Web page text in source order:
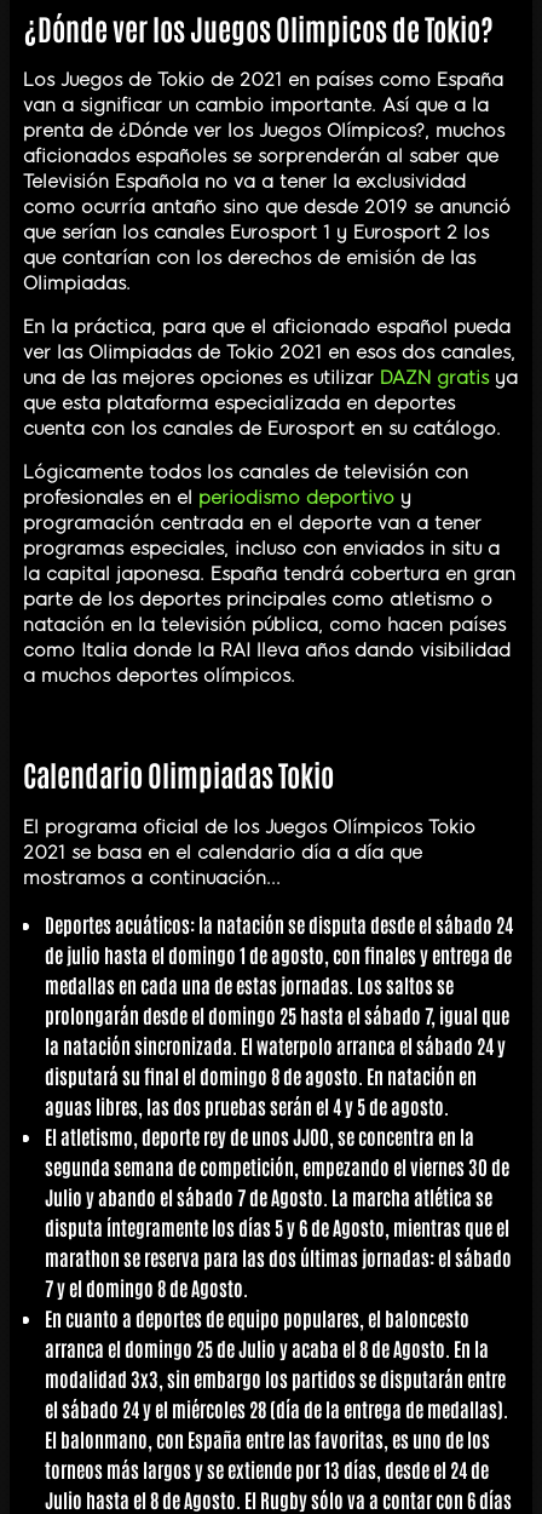
¿Dónde ver los Juegos Olimpicos de Tokio?
Los Juegos de Tokio de 2021 en países como España
van a significar un cambio importante. Así que a la
prenta de ¿Dónde ver los Juegos Olímpicos?, muchos
aficionados españoles se sorprenderán al saber que
Televisión Española no va a tener la exclusividad
como ocurría antaño sino que desde 2019 se anunció
que serían los canales Eurosport 1 y Eurosport 2 los
que contarían con los derechos de emisión de las
Olimpiadas.
En la práctica, para que el aficionado español pueda
ver las Olimpiadas de Tokio 2021 en esos dos canales,
una de las mejores opciones es utilizar DAZN gratisya
que esta plataforma especializada en deportes
cuenta con los canales de Eurosport en su catálogo.
Lógicamente todos los canales de televisión con
profesionales en el periodismo deportivo y
programación centrada en el deporte van a tener
programas especiales, incluso con enviados in situ a
la capital japonesa. España tendrá cobertura en gran
parte de los deportes principales como atletismo o
natación en la televisión pública, como hacen países
como Italia donde la RAI lleva años dando visibilidad
a muchos deportes olímpicos.
Calendario Olimpiadas Tokio
El programa oficial de los Juegos Olímpicos Tokio
2021 se basa en el calendario día a día que
mostramos a continuación...
Deportes acuáticos: la natación se disputa desde el sábado 24
de julio hasta el domingo 1 de agosto, con finales y entrega de
medallas en cada una de estas jornadas. Los saltos se
prolongarán desde el domingo 25 hasta el sábado 7, igual que
la natación sincronizada. El waterpolo arranca el sábado 24 y
disputará su final el domingo 8 de agosto. En natación en
aguas libres, las dos pruebas serán el 4 y 5 de agosto.
Elatletismo, deporte rey de unos JJOO, se concentra en la
segunda semana de competición, empezando el viernes 30 de
Julio y abando el sábado 7 de Agosto. La marcha atlética se
disputa íntegramente los días 5 y 6 de Agosto, mientras que el
marathon se reserva para las dos últimas jornadas: el sábado
7 y el domingo 8 de Agosto.
En cuanto a deportes de equipo populares, el baloncesto
arranca el domingo 25 de Julio y acaba el 8 de Agosto. En la
modalidad 3x3, sin embargo los partidos se disputarán entre
el sábado 24 y el miércoles 28 (día de la entrega de medallas).
El balonmano, con España entre las favoritas, es uno de los
torneos más largos y se extiende por 13 días, desde el 24 de
Julio hasta el 8 de Agosto. El Rugbysólo va a contar con 6 días